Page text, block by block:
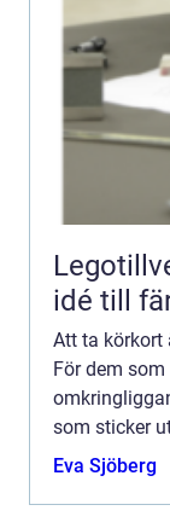
idé till
Att ta körkort
För dem
som sticker
anpassade
Eva Sjöberg